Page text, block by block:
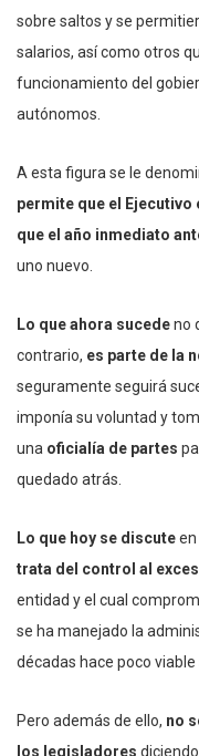
sobre saltos y se
salarios, así como otros
funcionamiento del
autónomos.
A esta figura se le
permite que el
que el año inmediato
uno nuevo.
Lo que ahora sucedeno
contrario, es parte de la
seguramente seguirá
imponía su voluntad y
una oficialía de partes
quedado atrás.
Lo que hoy se discuteen
trata del control al
entidad y el cual
se ha manejado la
décadas hace poco
Pero además de ello, no
los legisladores